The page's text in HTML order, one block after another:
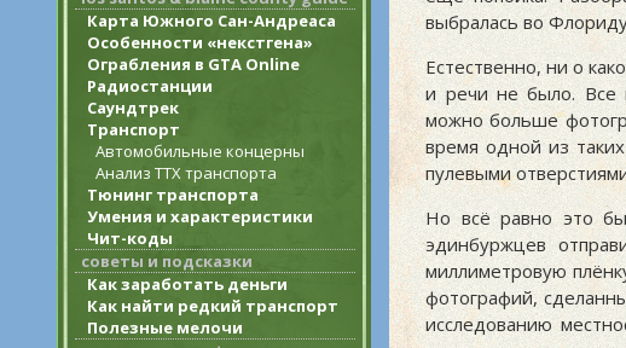
Карта Южного Сан-Андреаса
Особенности «некстгена»
Ограбления в GTA Online
Радиостанции
Саундтрек
Транспорт
Автомобильные концерны
Анализ ТТХ транспорта
Тюнинг транспорта
Умения и характеристики
Чит-коды
советы и подсказки
Как заработать деньги
Как найти редкий транспорт
Полезные мелочи
выбралась во
Естественно, ни о
и речи не было. Все
можно больше
время одной из
пулевыми
Но всё равно это
эдинбуржцев
миллиметровую
фотографий,
исследованию